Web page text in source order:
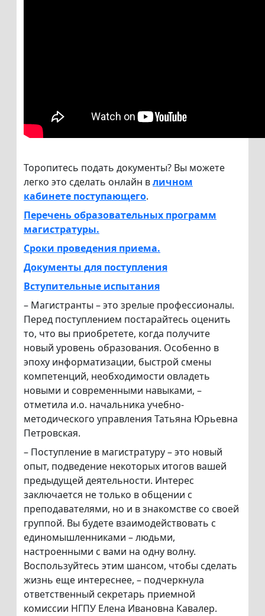
Торопитесь подать документы? Вы можете
легко это сделать онлайн вличном
кабинете поступающего.
Перечень образовательных программ
магистратуры.
Сроки проведения приема.
Документы для поступления
Вступительные испытания
– Магистранты – это зрелые профессионалы.
Перед поступлением постарайтесь оценить
то, что вы приобретете, когда получите
новый уровень образования. Особенно в
эпоху информатизации, быстрой смены
компетенций, необходимости овладеть
новыми и современными навыками, –
отметила и.о. начальника учебно-
методического управления Татьяна Юрьевна
Петровская.
– Поступление в магистратуру – это новый
опыт, подведение некоторых итогов вашей
предыдущей деятельности. Интерес
заключается не только в общении с
преподавателями, но и в знакомстве со своей
группой. Вы будете взаимодействовать с
единомышленниками – людьми,
настроенными с вами на одну волну.
Воспользуйтесь этим шансом, чтобы сделать
жизнь еще интереснее, – подчеркнула
ответственный секретарь приемной
комиссии НГПУ Елена Ивановна Кавалер.